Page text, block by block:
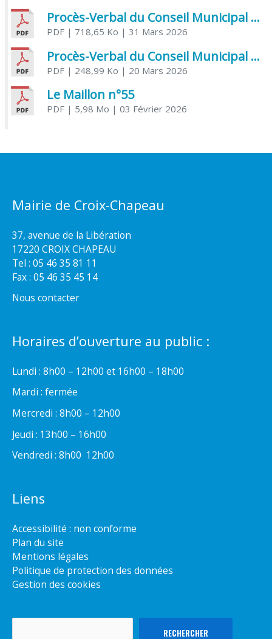
Procès-Verbal du Conseil Municipal du 31 mars 2026
PDF| 718,65 Ko | 31 Mars 2026
Procès-Verbal du Conseil Municipal du 20 mars 2026
PDF| 248,99 Ko | 20 Mars 2026
Le Maillon n°55
PDF| 5,98 Mo | 03 Février 2026
Mairie de Croix-Chapeau
37, avenue de la Libération
17220 CROIX CHAPEAU
Tel : 05 46 35 81 11
Fax : 05 46 35 45 14
Nous contacter
Horaires d’ouverture au public :
Lundi : 8h00 – 12h00 et 16h00 – 18h00
Mardi : fermée
Mercredi : 8h00 – 12h00
Jeudi : 13h00 – 16h00
Vendredi : 8h00  12h00
Liens
Accessibilité : non conforme
Plan du site
Mentions légales
Politique de protection des données
Gestion des cookies
RECHERCHER